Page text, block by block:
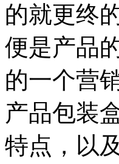
的就更终
便是产品
的一个营
产品包装
特点，以